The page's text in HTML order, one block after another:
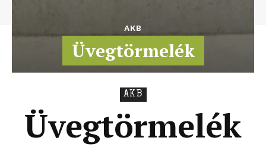
AKB
Üvegtörmelék
AKB
Üvegtörmelék